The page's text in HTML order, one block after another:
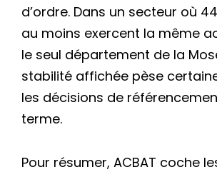
d’ordre. Dans un secteur où
au moins exercent la même
le seul département de la
stabilité affichée pèse
les décisions de
terme.
Pour résumer, ACBAT coche